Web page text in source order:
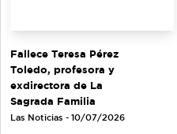
Fallece Teresa Pérez
Toledo, profesora y
exdirectora de La
Sagrada Familia
Las Noticias - 10/07/2026